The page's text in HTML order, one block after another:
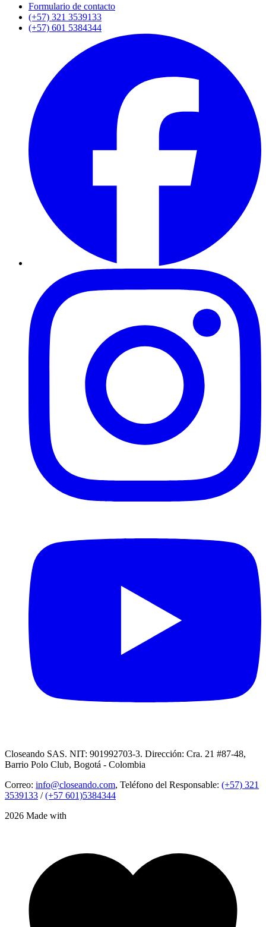
Formulario de contacto
(+57) 321 3539133
(+57) 601 5384344
Closeando SAS. NIT: 901992703-3. Dirección: Cra. 21 #87-48,
Barrio Polo Club, Bogotá - Colombia
Correo: info@closeando.com, Teléfono del Responsable: (+57) 321
3539133 /(+57 601)5384344
2026 Made with